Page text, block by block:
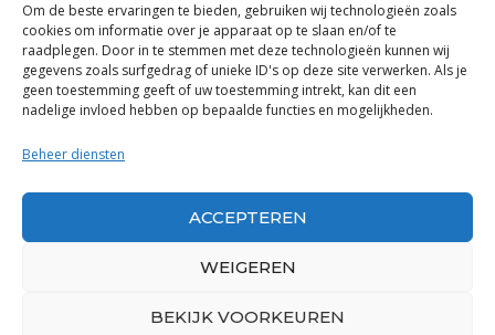
Om de beste ervaringen te bieden, gebruiken wij technologieën zoals
cookies om informatie over je apparaat op te slaan en/of te
raadplegen. Door in te stemmen met deze technologieën kunnen wij
gegevens zoals surfgedrag of unieke ID's op deze site verwerken. Als je
geen toestemming geeft of uw toestemming intrekt, kan dit een
nadelige invloed hebben op bepaalde functies en mogelijkheden.
Beheer diensten
ACCEPTEREN
WEIGEREN
BEKIJK VOORKEUREN
“Voor de mooiste Blues, Rock, Roots &
Americana”
Copyright 2019 – 2026 Bluestown Music – All